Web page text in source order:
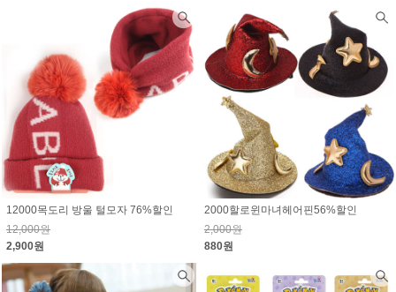
12000목도리 방울 털모자 76%할인
12,000원
2,900원
2000할로윈마녀헤어핀56%할인
2,000원
880원